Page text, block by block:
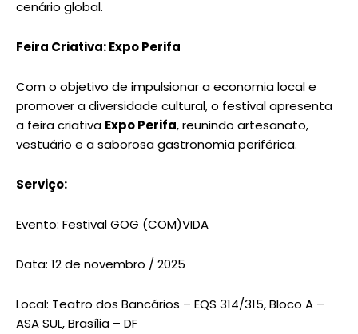
cenário global.
Feira Criativa: Expo Perifa
Com o objetivo de impulsionar a economia local e
promover a diversidade cultural, o festival apresenta
a feira criativa Expo Perifa, reunindo artesanato,
vestuário e a saborosa gastronomia periférica.
Serviço:
Evento: Festival GOG (COM)VIDA
Data: 12 de novembro / 2025
Local: Teatro dos Bancários – EQS 314/315, Bloco A –
ASA SUL, Brasília – DF